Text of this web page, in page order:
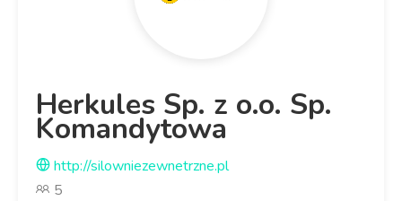
Herkules Sp. z o.o. Sp.
Komandytowa
http://silowniezewnetrzne.pl
5